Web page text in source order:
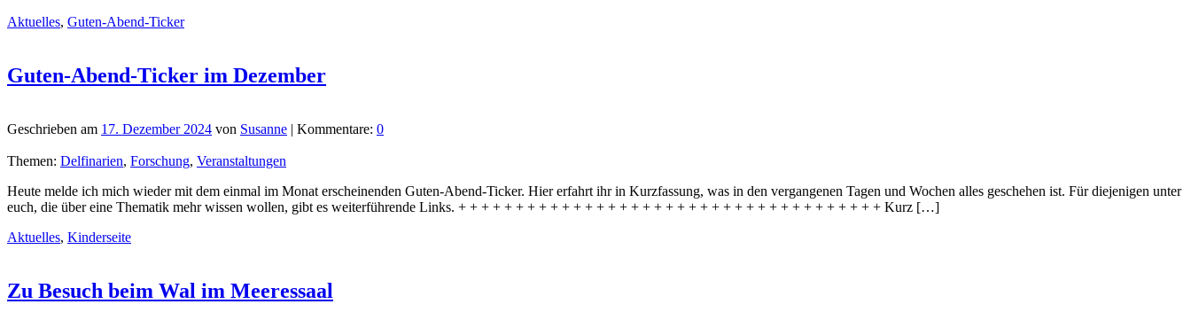
Aktuelles, Guten-Abend-Ticker
Guten-Abend-Ticker im Dezember
Geschrieben am 17. Dezember 2024 von Susanne | Kommentare: 0
Themen: Delfinarien, Forschung, Veranstaltungen
Heute melde ich mich wieder mit dem einmal im Monat erscheinenden Guten-Abend-Ticker. Hier erfahrt ihr in Kurzfassung, was in den vergangenen Tagen und Wochen alles geschehen ist. Für diejenigen unter
euch, die über eine Thematik mehr wissen wollen, gibt es weiterführende Links. + + + + + + + + + + + + + + + + + + + + + + + + + + + + + + + + + + + + + Kurz […]
Aktuelles, Kinderseite
Zu Besuch beim Wal im Meeressaal